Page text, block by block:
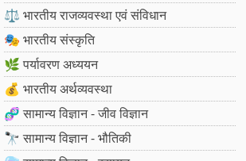
⚖️ भारतीय राजव्यवस्था एवं संविधान
🎭 भारतीय संस्कृति
🌿 पर्यावरण अध्ययन
💰 भारतीय अर्थव्यवस्था
🧬 सामान्य विज्ञान - जीव विज्ञान
🔭 सामान्य विज्ञान - भौतिकी